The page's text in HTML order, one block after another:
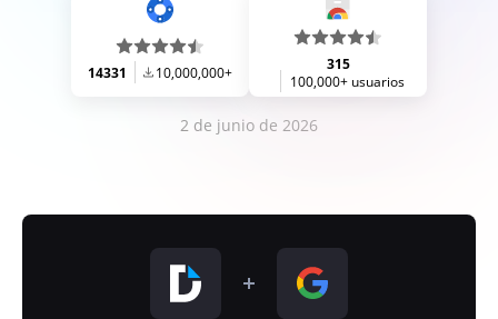
14331 10,000,000+
315
100,000+ usuarios
2 de junio de 2026